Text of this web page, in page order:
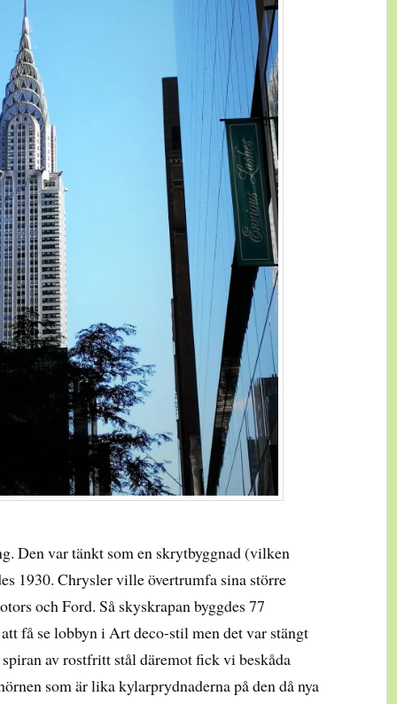
Den var tänkt som en skrytbyggnad (vilken
1930. Chrysler ville övertrumfa sina större
och Ford. Så skyskrapan byggdes 77
få se lobbyn i Art deco-stil men det var stängt
av rostfritt stål däremot fick vi beskåda
som är lika kylarprydnaderna på den då nya